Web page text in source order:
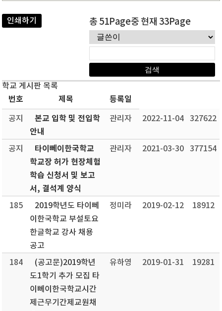
인쇄하기 총 51Page중 현재 33Page
학교 게시판 목록
번호 제목 등록일
공지
본교 입학 및 전입학
안내
관리자 2022-11-04 327622
공지
타이뻬이한국학교
학교장 허가 현장체험
학습 신청서 및 보고
서, 결석계 양식
관리자 2021-03-30 377154
185
2019학년도 타이뻬
이한국학교 부설토요
한글학교 강사 채용
공고
정미라 2019-02-12 18912
184
(공고문)2019학년
도1학기 추가 모집 타
이뻬이한국학교시간
제근무기간제교원채
유하영 2019-01-31 19281